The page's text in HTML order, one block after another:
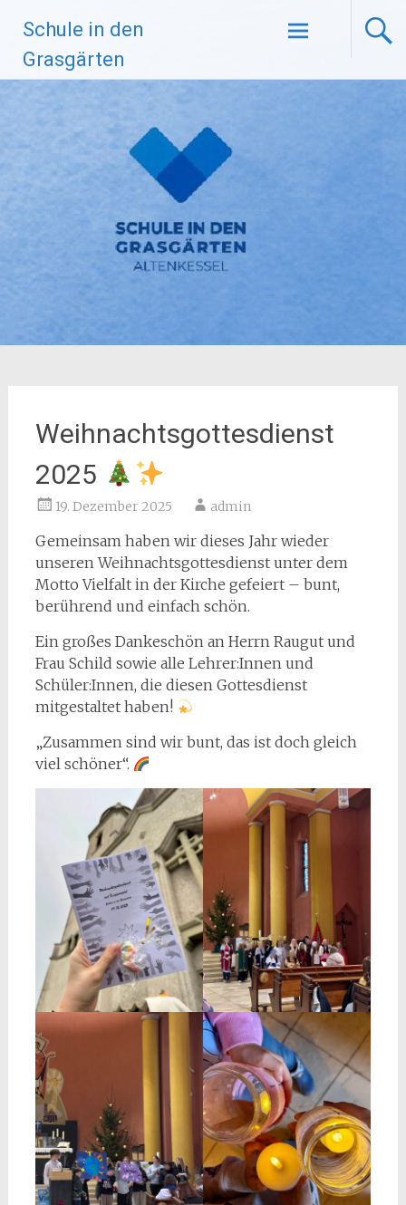
Inhalt
springen
Schule in den
Grasgärten
Weihnachtsgottesdienst
2025
19. Dezember 2025 admin
Gemeinsam haben wir dieses Jahr wieder
unseren Weihnachtsgottesdienst unter dem
Motto Vielfalt in der Kirche gefeiert – bunt,
berührend und einfach schön.
Ein großes Dankeschön an Herrn Raugut und
Frau Schild sowie alle Lehrer:Innen und
Schüler:Innen, die diesen Gottesdienst
mitgestaltet haben!
„Zusammen sind wir bunt, das ist doch gleich
viel schöner“.